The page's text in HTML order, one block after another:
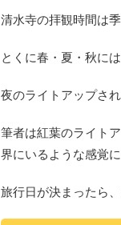
清水寺の拝観時間は
とくに春・夏・秋に
夜のライトアップさ
筆者は紅葉のライト
界にいるような感覚に
旅行日が決まったら